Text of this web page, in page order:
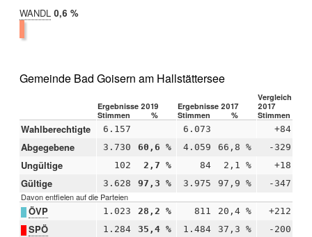
WANDL 2019:
0,6 %
Gemeinde Bad Goisern am Hallstättersee
Ergebnisse 2019 Ergebnisse 2017
Vergleich
2017
Stimmen
% Stimmen % Stimmen
Wahlberechtigte 6.157 6.073 +84
Abgegebene 3.730 60,6 % 4.059 66,8 % -329
Ungültige 102 2,7 % 84 2,1 % +18
Gültige 3.628 97,3 % 3.975 97,9 % -347
Davon entfielen auf die Parteien
ÖVP 1.023 28,2 % 811 20,4 % +212
SPÖ 1.284 35,4 % 1.484 37,3 % -200